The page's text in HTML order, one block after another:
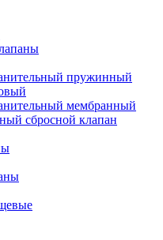
пружинный
мембранный
сбросной клапан